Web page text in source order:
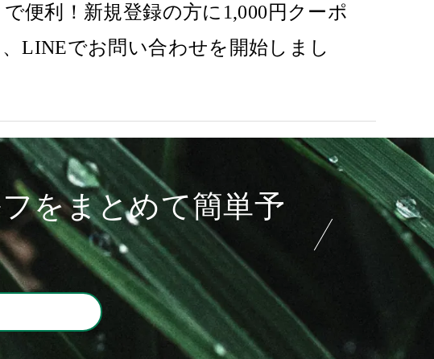
便利！新規登録の方に1,000円クーポ
LINEでお問い合わせを開始しまし
をまとめて簡単予